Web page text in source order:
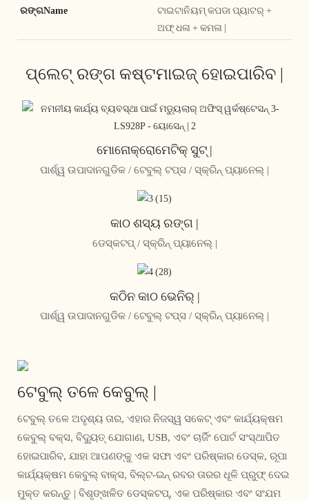
ରଙ୍ଗName
ଟାଇଟାନିୟମ୍ କପଡା ପ୍ୟାଟର୍ +
ଅଫ୍ ଧଳା + କମଳା |
ପ୍ଲେଟ୍ ରଙ୍ଗ କଷ୍ଟମାଇଜ୍ ହୋଇପାରିବ |
ମୋନୋକ୍ରୋମେଟିକ୍ ସୁଟ୍ |
ପାର୍ଶ୍ୱ ଉପାଦାନଗୁଡିକ / ଟେବୁଲ୍ ଟପ୍ସ / ସ୍କ୍ରିନ୍ ପ୍ୟାନେଲ୍ |
କାଠ ଶସ୍ୟ ରଙ୍ଗ |
ଡେସ୍କଟପ୍ / ସ୍କ୍ରିନ୍ ପ୍ୟାନେଲ୍ |
କଠିନ କାଠ ଭେନିର୍ |
ପାର୍ଶ୍ୱ ଉପାଦାନଗୁଡିକ / ଟେବୁଲ୍ ଟପ୍ସ / ସ୍କ୍ରିନ୍ ପ୍ୟାନେଲ୍ |
ଟେବୁଲ୍ ତଳେ କେବୁଲ୍ |
ଟେବୁଲ୍ ତଳେ ଅଦୃଶ୍ୟ ତାର, ଏହାର ନିଜସ୍ୱ ସକେଟ୍ ଏବଂ କାର୍ଯ୍ୟକ୍ଷମ
କେବୁଲ୍ ବକ୍ସ, ବିଦ୍ୟୁତ୍ ଯୋଗାଣ, USB, ଏବଂ ଚାର୍ଜିଂ ପୋର୍ଟ ସଂସ୍ଥାପିତ
ହୋଇପାରିବ, ଯାହା ଆପଣଙ୍କୁ ଏକ ସଫା ଏବଂ ପରିଷ୍କାର ଡେସ୍କ, ରୂପା
କାର୍ଯ୍ୟକ୍ଷମ କେବୁଲ୍ ବାକ୍ସ, ବିଲ୍ଟ-ଇନ୍ ରବର ତାରର ଧୂଳି ପ୍ରୁଫ୍ ଦେଇ
ମୁକ୍ତ କରନ୍ତୁ | ବିଶୃଙ୍ଖଳିତ ଡେସ୍କଟପ୍, ଏକ ପରିଷ୍କାର ଏବଂ ସଂଯମ